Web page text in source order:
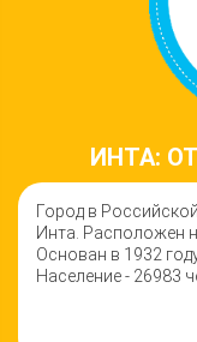
ИНТА:
Город в
Инта. Расположен
Основан в 1932
Население - 26983